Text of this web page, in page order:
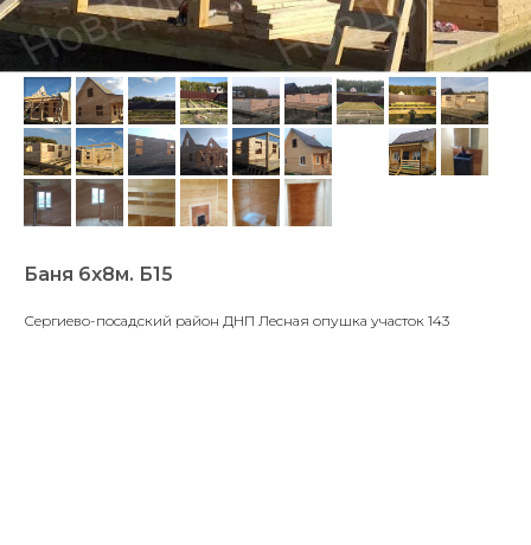
Баня 6х8м. Б15
Сергиево-посадский район ДНП Лесная опушка участок 143